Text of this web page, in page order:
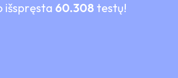
išspręsta 60.308 testų!